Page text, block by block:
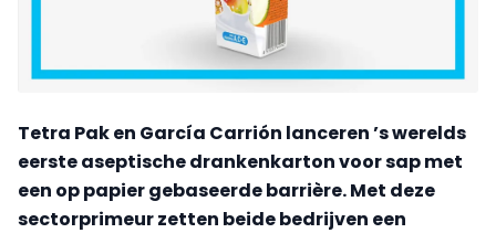
Tetra Pak en García Carrión lanceren ’s werelds
eerste aseptische drankenkarton voor sap met
een op papier gebaseerde barrière. Met deze
sectorprimeur zetten beide bedrijven een